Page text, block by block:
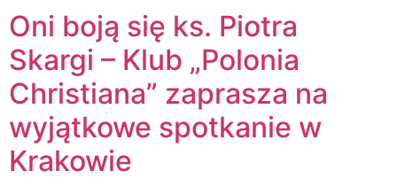
Oni boją się ks. Piotra
Skargi – Klub „Polonia
Christiana” zaprasza na
wyjątkowe spotkanie w
Krakowie